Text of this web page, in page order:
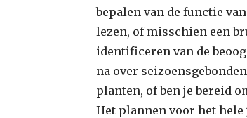
bepalen van de functie
lezen, of misschien een
identificeren van de
na over
planten, of ben je bereid
Het plannen voor het